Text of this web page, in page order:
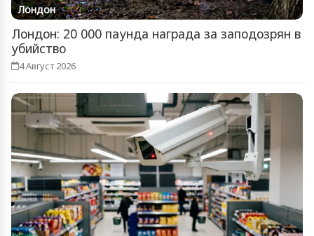
Лондон
Лондон: 20 000 паунда награда за заподозрян в
убийство
4 Август 2026